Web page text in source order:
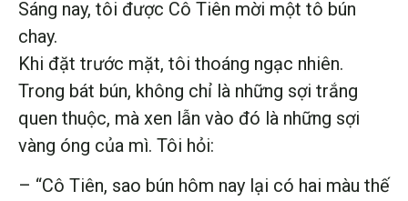
Sáng nay, tôi được Cô Tiên mời một tô bún
chay.
Khi đặt trước mặt, tôi thoáng ngạc nhiên.
Trong bát bún, không chỉ là những sợi trắng
quen thuộc, mà xen lẫn vào đó là những sợi
vàng óng của mì. Tôi hỏi:
– “Cô Tiên, sao bún hôm nay lại có hai màu thế